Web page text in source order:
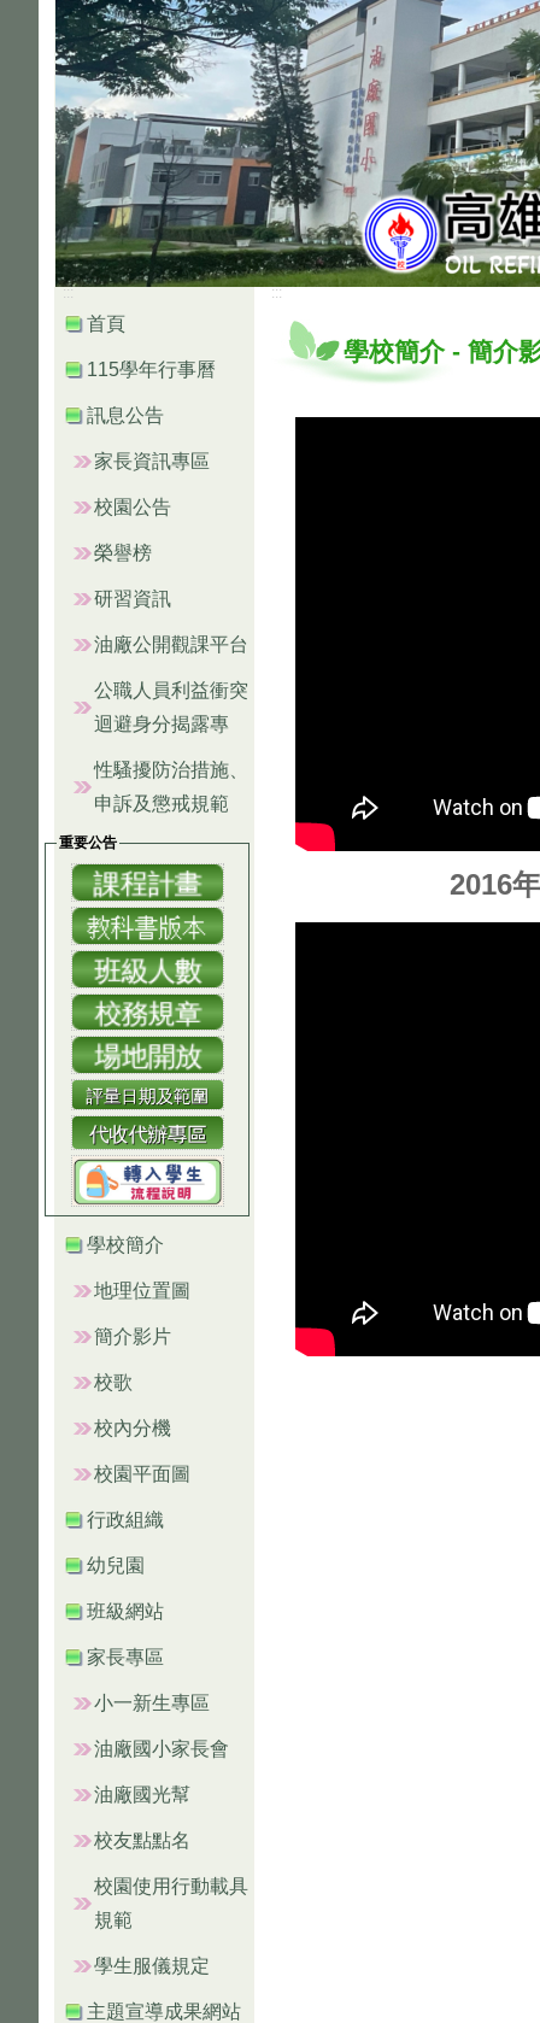
:::
首頁
115學年行事曆
訊息公告
家長資訊專區
校園公告
榮譽榜
研習資訊
油廠公開觀課平台
公職人員利益衝突
迴避身分揭露專
性騷擾防治措施、
申訴及懲戒規範
重要公告
學校簡介
地理位置圖
簡介影片
校歌
校內分機
校園平面圖
行政組織
幼兒園
班級網站
家長專區
小一新生專區
油廠國小家長會
油廠國光幫
校友點點名
校園使用行動載具
規範
學生服儀規定
主題宣導成果網站
:::
學校簡介- 簡介
2016